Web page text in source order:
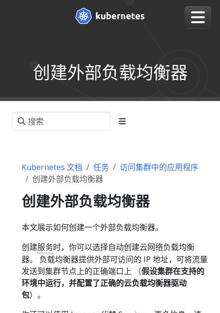
创建外部负载均衡器
Kubernetes 文档 任务
访问集群中的应用程序
创建外部负载均衡器
创建外部负载均衡器
本文展示如何创建一个外部负载均衡器。
创建服务时，你可以选择自动创建云网络负载均衡
器。 负载均衡器提供外部可访问的 IP 地址，可将流量
发送到集群节点上的正确端口上 （假设集群在支持的
环境中运行，并配置了正确的云负载均衡器驱动
包）。